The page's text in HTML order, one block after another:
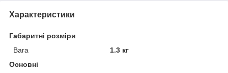
Характеристики
Габаритні розміри
Вага
1.3 кг
Основні